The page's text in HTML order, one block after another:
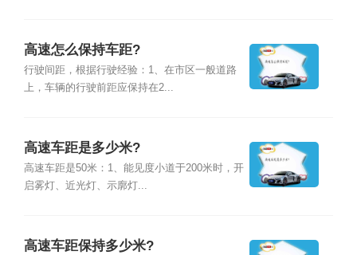
高速怎么保持车距?
行驶间距，根据行驶经验：1、在市区一般道路
上，车辆的行驶前距应保持在2...
高速车距是多少米?
高速车距是50米：1、能见度小道于200米时，开
启雾灯、近光灯、示廓灯...
高速车距保持多少米?